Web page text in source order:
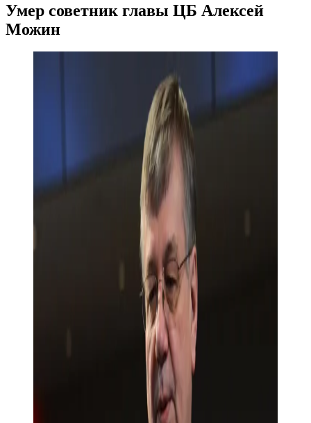
Умер советник главы ЦБ Алексей
Можин